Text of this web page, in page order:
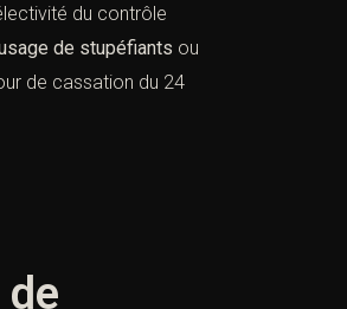
du contrôle
de stupéfiants ou
de cassation du 24